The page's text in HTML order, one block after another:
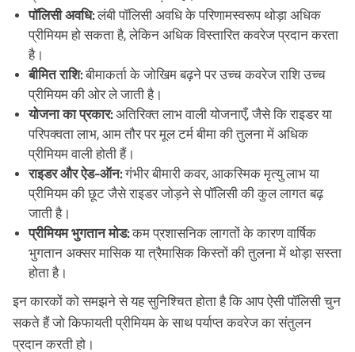
पॉलिसी अवधि:लंबी पॉलिसी अवधि के परिणामस्वरूप थोड़ा अधिक
प्रीमियम हो सकता है, लेकिन अधिक विस्तारित कवरेज प्रदान करता
है।
बीमित राशि:बीमाकर्ता के जोखिम बढ़ने पर उच्च कवरेज राशि उच्च
प्रीमियम की ओर ले जाती है।
योजना का प्रकार:अतिरिक्त लाभ वाली योजनाएँ, जैसे कि राइडर या
परिपक्वता लाभ, आम तौर पर मूल टर्म बीमा की तुलना में अधिक
प्रीमियम वाली होती हैं।
राइडर और ऐड-ऑन:गंभीर बीमारी कवर, आकस्मिक मृत्यु लाभ या
प्रीमियम की छूट जैसे राइडर जोड़ने से पॉलिसी की कुल लागत बढ़
जाती है।
प्रीमियम भुगतान मोड:कम प्रशासनिक लागतों के कारण वार्षिक
भुगतान अक्सर मासिक या त्रैमासिक किस्तों की तुलना में थोड़ा सस्ता
होता है।
इन कारकों को समझने से यह सुनिश्चित होता है कि आप ऐसी पॉलिसी चुन
सकते हैं जो किफायती प्रीमियम के साथ पर्याप्त कवरेज का संतुलन
प्रदान करती हो।